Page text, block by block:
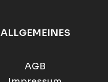
ALLGEMEINES
AGB